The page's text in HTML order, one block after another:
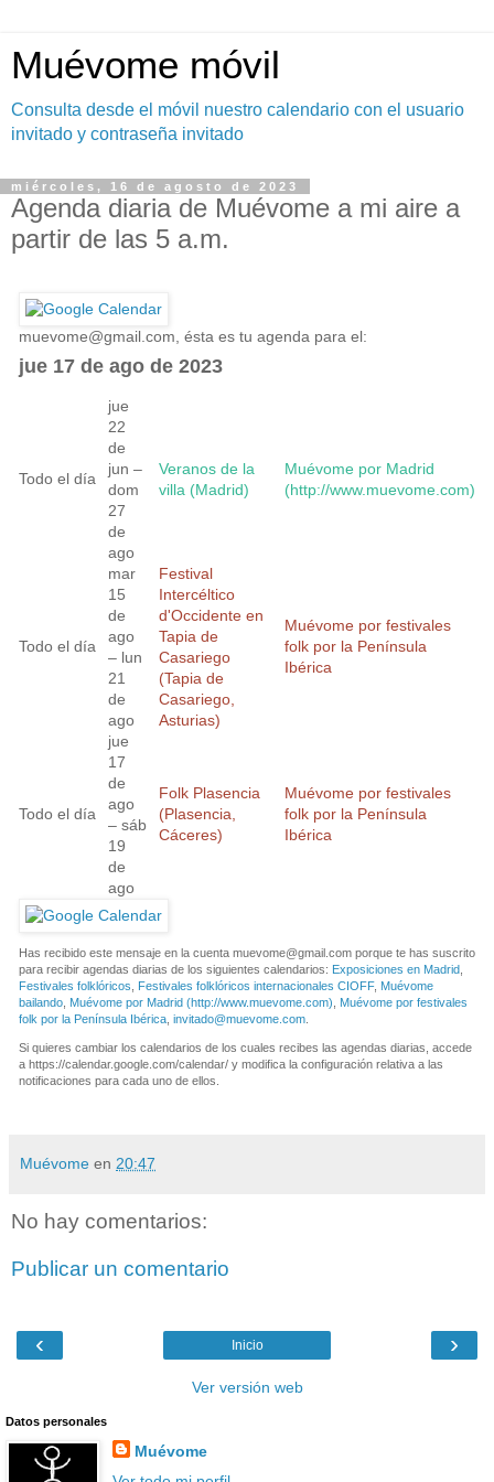
Muévome móvil
Consulta desde el móvil nuestro calendario con el usuario
invitado y contraseña invitado
miércoles, 16 de agosto de 2023
Agenda diaria de Muévome a mi aire a
partir de las 5 a.m.
muevome@gmail.com , ésta es tu agenda para el:
jue 17 de ago de 2023
Todo el día
jue
22
de
jun –
dom
27
de
ago
Veranos de la
villa (Madrid)
Muévome por Madrid
(http://www.muevome.com)
Todo el día
mar
15
de
ago
– lun
21
de
ago
Festival
Intercéltico
d'Occidente en
Tapia de
Casariego
(Tapia de
Casariego,
Asturias)
Muévome por festivales
folk por la Península
Ibérica
Todo el día
jue
17
de
ago
– sáb
19
de
ago
Folk Plasencia
(Plasencia,
Cáceres)
Muévome por festivales
folk por la Península
Ibérica
Has recibido este mensaje en la cuenta muevome@gmail.com porque te has suscrito
para recibir agendas diarias de los siguientes calendarios: Exposiciones en Madrid
Festivales folklóricos
Festivales folklóricos internacionales CIOFF, Muévome
bailando Muévome por Madrid (http://www.muevome.com)
Muévome por festivales
folk por la Península Ibérica invitado@muevome.com
Si quieres cambiar los calendarios de los cuales recibes las agendas diarias, accede
a https://calendar.google.com/calendar/ y modifica la configuración relativa a las
notificaciones para cada uno de ellos.
Muévome en 20:47
No hay comentarios:
Publicar un comentario
‹ ›
Inicio
Ver versión web
Datos personales
Muévome